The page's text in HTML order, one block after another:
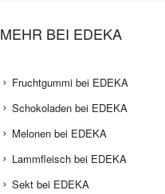
MEHR BEI EDEKA
Fruchtgummi bei EDEKA
Schokoladen bei EDEKA
Melonen bei EDEKA
Lammfleisch bei EDEKA
Sekt bei EDEKA